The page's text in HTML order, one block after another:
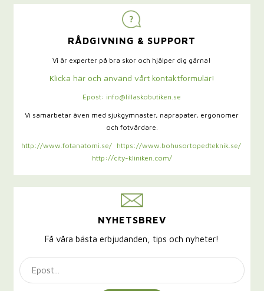
RÅDGIVNING & SUPPORT
Vi är experter på bra skor och hjälper dig gärna!
Klicka här och använd vårt kontaktformulär!
Epost: info@lillaskobutiken.se
Vi samarbetar även med sjukgymnaster, naprapater, ergonomer
och fotvårdare.
http://www.fotanatomi.se/
https://www.bohusortopedteknik.se/
http://city-kliniken.com/
NYHETSBREV
Få våra bästa erbjudanden, tips och nyheter!